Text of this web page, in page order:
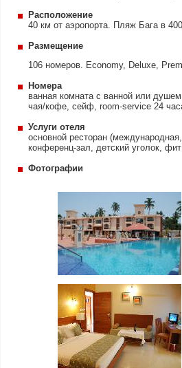
Расположение
40 км от аэропорта. Пляж Бага в
Размещение
106 номеров. Economy, Deluxe,
Номера
ванная комната с ванной или
чая/кофе, сейф, room-service 24
Услуги отеля
основной ресторан
конференц-зал, детский уголок,
Фотографии